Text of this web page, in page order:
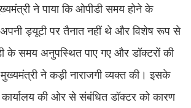
ने पाया कि ओपीडी समय होने के
ड्यूटी पर तैनात नहीं थे और विशेष रूप से
के समय अनुपस्थित पाए गए और डॉक्टरों की
ने कड़ी नाराजगी व्यक्त की। इसके
की ओर से संबंधित डॉक्टर को कारण